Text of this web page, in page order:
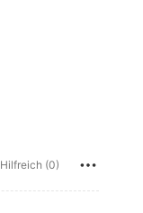
Hilfreich (0)